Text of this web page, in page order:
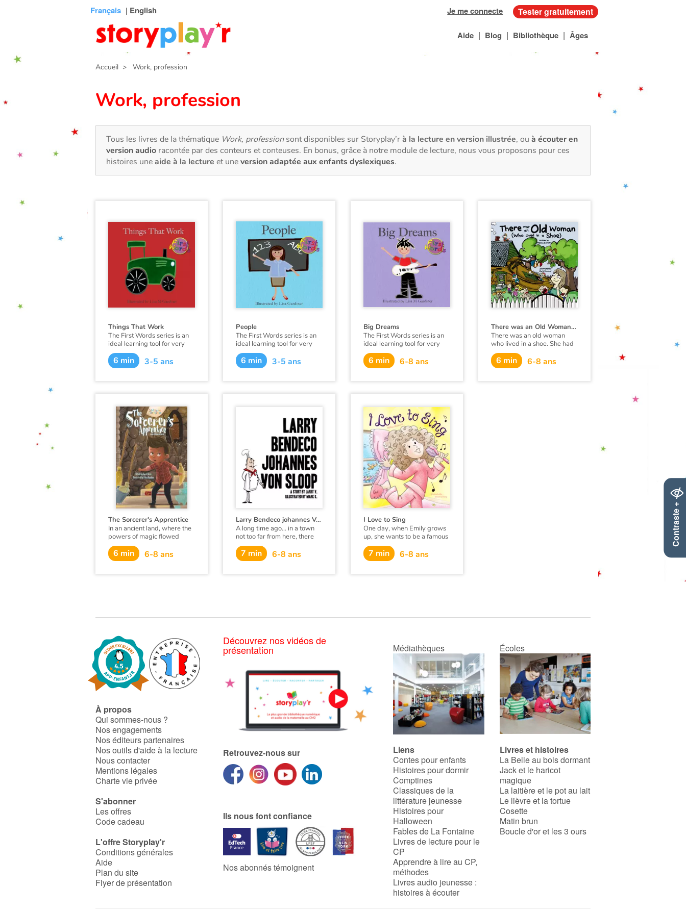
Contraste +
Français | English Je me connecte Tester gratuitement
Aide | Blog | Bibliothèque | Âges
Accueil > Work, profession
Work, profession
Tous les livres de la thématique Work, professionsont disponibles sur Storyplay’rà la lecture en version illustrée, ou à écouter en
version audio racontée par des conteurs et conteuses. En bonus, grâce à notre module de lecture, nous vous proposons pour ces
histoires uneaide à la lecture et uneversion adaptée aux enfants dyslexiques.
Things That Work
The First Words series is an
ideal learning tool for very
young minds. Each page has
a beautiful illustration of a
simple word concept and the
6 min 3-5 ans
People
The First Words series is an
ideal learning tool for very
young minds. Each page has
a beautiful illustration of a
simple word concept and the
6 min 3-5 ans
Big Dreams
The First Words series is an
ideal learning tool for very
young minds. Each page has
a beautiful illustration of a
simple word concept and the
6 min 6-8 ans
There was an Old Woman (Who Lived in a Shoe)
There was an old woman
who lived in a shoe. She had
so many children, she didn’t
know what to do.
6 min 6-8 ans
The Sorcerer's Apprentice
In an ancient land, where the
powers of magic flowed
freely, there lived a boy
named Tiernan, whose
hidden gifts won him the job
6 min 6-8 ans
Larry Bendeco johannes Von Sloop
A long time ago... in a town
not too far from here, there
lived two brothers. One
brother was called Larry
Bendeco Johannes Von Sloop.
7 min 6-8 ans
I Love to Sing
One day, when Emily grows
up, she wants to be a famous
singer.
7 min 6-8 ans
À propos
Qui sommes-nous ?
Nos engagements
Nos éditeurs partenaires
Nos outils d'aide à la lecture
Nous contacter
Mentions légales
Charte vie privée
S'abonner
Les offres
Code cadeau
L'offre Storyplay'r
Conditions générales
Aide
Plan du site
Flyer de présentation
Découvrez nos vidéos de
présentation
Retrouvez-nous sur
Ils nous font confiance
Nos abonnés témoignent
Médiathèques Écoles
Liens
Contes pour enfants
Histoires pour dormir
Comptines
Classiques de la
littérature jeunesse
Histoires pour
Halloween
Fables de La Fontaine
Livres de lecture pour le
CP
Apprendre à lire au CP,
méthodes
Livres audio jeunesse :
histoires à écouter
Livres et histoires
La Belle au bois dormant
Jack et le haricot
magique
La laitière et le pot au lait
Le lièvre et la tortue
Cosette
Matin brun
Boucle d'or et les 3 ours